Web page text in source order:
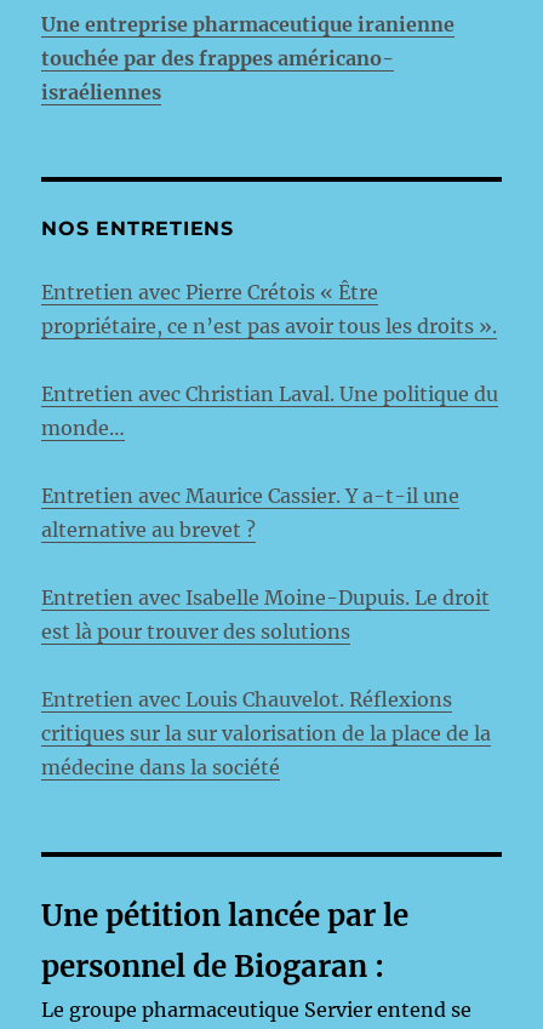
Une entreprise pharmaceutique iranienne
touchée par des frappes américano-
israéliennes
NOS ENTRETIENS
Entretien avec Pierre Crétois « Être
propriétaire, ce n’est pas avoir tous les droits ».
Entretien avec Christian Laval. Une politique du
monde…
Entretien avec Maurice Cassier. Y a-t-il une
alternative au brevet ?
Entretien avec Isabelle Moine-Dupuis. Le droit
est là pour trouver des solutions
Entretien avec Louis Chauvelot. Réflexions
critiques sur la sur valorisation de la place de la
médecine dans la société
Une pétition lancée par le
personnel de Biogaran :
Le groupe pharmaceutique Servier entend se